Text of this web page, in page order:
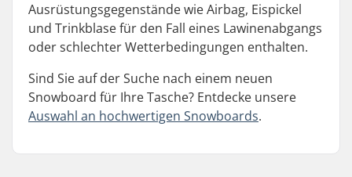
Ausrüstungsgegenstände wie Airbag, Eispickel
und Trinkblase für den Fall eines Lawinenabgangs
oder schlechter Wetterbedingungen enthalten.
Sind Sie auf der Suche nach einem neuen
Snowboard für Ihre Tasche? Entdecke unsere
Auswahl an hochwertigen Snowboards.